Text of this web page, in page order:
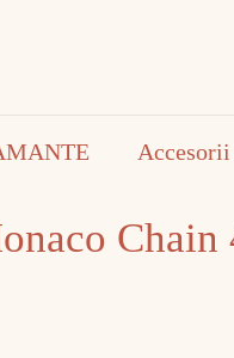
Accesorii
Chain